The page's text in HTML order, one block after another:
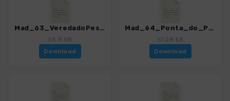
Mad_63_VeredadoPesqueiro_4811_12.gpx
35.8 KB
Download
Mad_64_Ponta_do_Pargo-Lombada_dos_Marinheiros_4811_12.gpx
67.28 KB
Download